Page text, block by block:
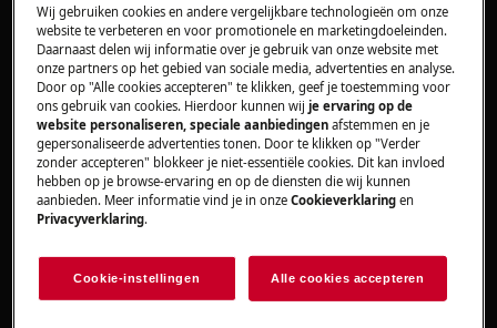
Verwijder de telescopische geleiders uit de
ovenruimte als de schoonmaakfunctie
gekozen wordt.
Neem contact op met onze servicedienst
voor een afspraak.
Wanneer de bovenstaande suggesties het
probleem niet hebben opgelost, adviseren wij
een bezoek van een technicus aan. te vragen.
Oorzaak
Wij gebruiken cookies en andere vergelijkbare technologieën om onze
website te verbeteren en voor promotionele en marketingdoeleinden.
Daarnaast delen wij informatie over je gebruik van onze website met
onze partners op het gebied van sociale media, advertenties en analyse.
Door op "Alle cookies accepteren" te klikken, geef je toestemming voor
ons gebruik van cookies. Hierdoor kunnen wijje ervaring op de
website personaliseren, speciale aanbiedingen afstemmen en je
gepersonaliseerde advertenties tonen. Door te klikken op "Verder
zonder accepteren" blokkeer je niet-essentiële cookies. Dit kan invloed
hebben op je browse-ervaring en op de diensten die wij kunnen
aanbieden. Meer informatie vind je in onzeCookieverklaring en
Privacyverklaring.
Cookie-instellingen Alle cookies accepteren